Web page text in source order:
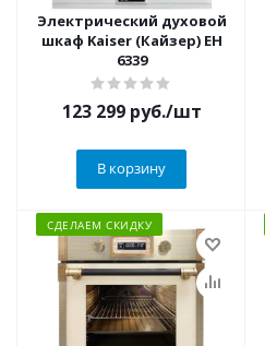
Электрический духовой
шкаф Kaiser (Кайзер) EH
6339
123 299руб./шт
В корзину
СДЕЛАЕМ СКИДКУ